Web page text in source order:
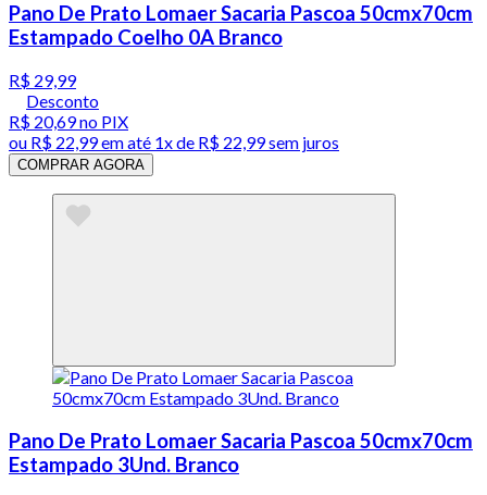
Pano De Prato Lomaer Sacaria Pascoa 50cmx70cm
Estampado Coelho 0A Branco
R$ 29,99
Desconto
R$ 20,69no PIX
ou R$ 22,99em até 1x de R$ 22,99sem juros
COMPRAR AGORA
Pano De Prato Lomaer Sacaria Pascoa 50cmx70cm
Estampado 3Und. Branco